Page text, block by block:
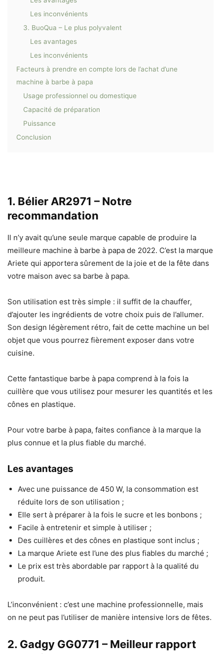
Les inconvénients
3. BuoQua – Le plus polyvalent
Les avantages
Les inconvénients
Facteurs à prendre en compte lors de l’achat d’une
machine à barbe à papa
Usage professionnel ou domestique
Capacité de préparation
Puissance
Conclusion
1. Bélier AR2971 – Notre
recommandation
Il n’y avait qu’une seule marque capable de produire la
meilleure machine à barbe à papa de 2022. C’est la marque
Ariete qui apportera sûrement de la joie et de la fête dans
votre maison avec sa barbe à papa.
Son utilisation est très simple : il suffit de la chauffer,
d’ajouter les ingrédients de votre choix puis de l’allumer.
Son design légèrement rétro, fait de cette machine un bel
objet que vous pourrez fièrement exposer dans votre
cuisine.
Cette fantastique barbe à papa comprend à la fois la
cuillère que vous utilisez pour mesurer les quantités et les
cônes en plastique.
Pour votre barbe à papa, faites confiance à la marque la
plus connue et la plus fiable du marché.
Les avantages
Avec une puissance de 450 W, la consommation est
réduite lors de son utilisation ;
Elle sert à préparer à la fois le sucre et les bonbons ;
Facile à entretenir et simple à utiliser ;
Des cuillères et des cônes en plastique sont inclus ;
La marque Ariete est l’une des plus fiables du marché ;
Le prix est très abordable par rapport à la qualité du
produit.
L’inconvénient : c’est une machine professionnelle, mais
on ne peut pas l’utiliser de manière intensive lors de fêtes.
2. Gadgy GG0771 – Meilleur rapport